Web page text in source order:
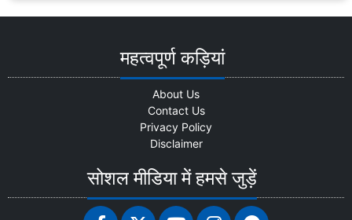
महत्वपूर्ण कड़ियां
About Us
Contact Us
Privacy Policy
Disclaimer
सोशल मीडिया में हमसे जुड़ें